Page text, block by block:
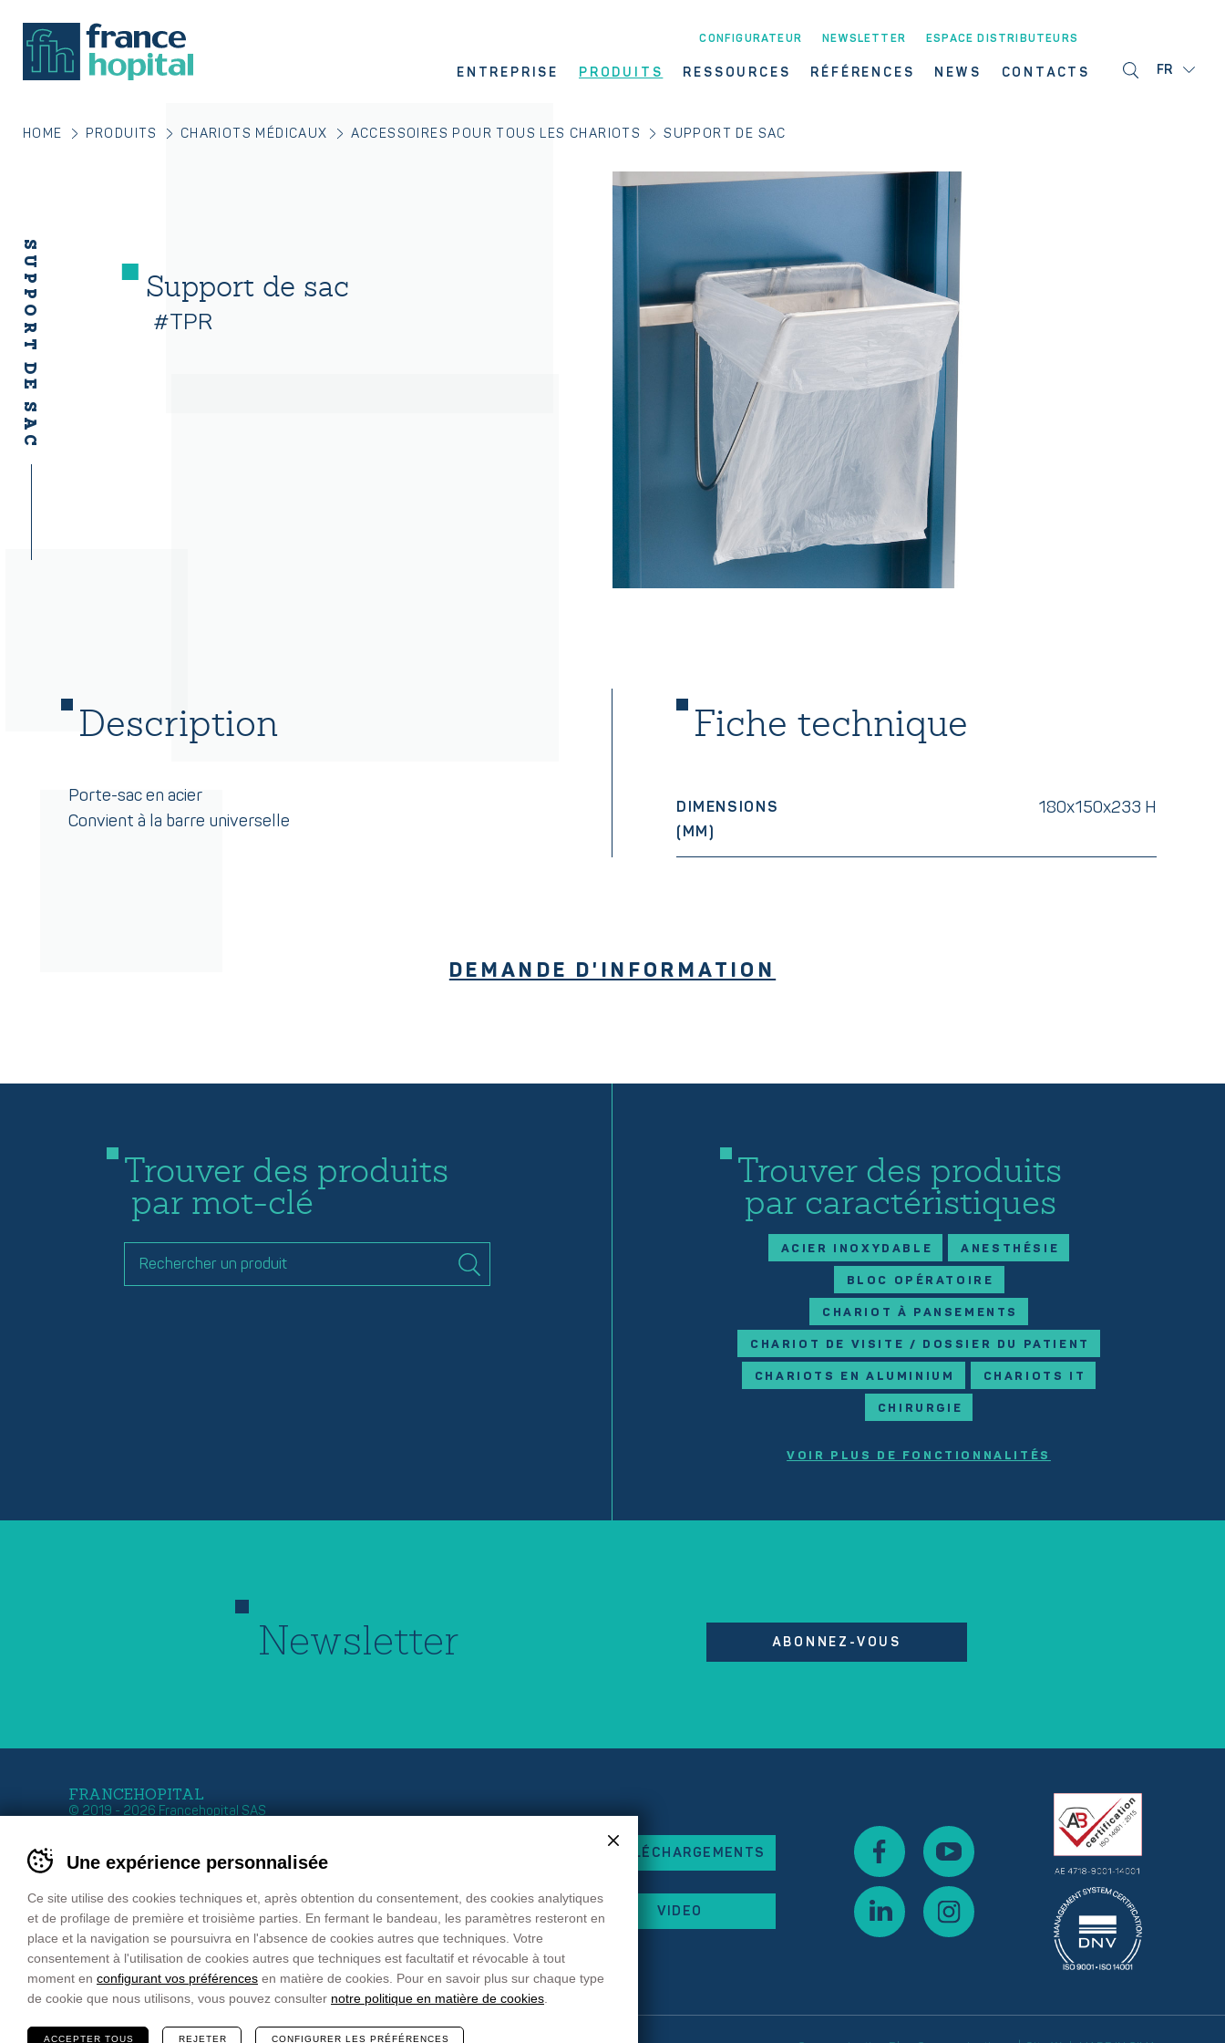
ENTREPRISE PRODUITS RESSOURCES RÉFÉRENCES NEWS CONTACTS
CONFIGURATEUR NEWSLETTER ESPACE DISTRIBUTEURS
FR
SUPPORT DE SAC
HOME PRODUITS CHARIOTS MÉDICAUX ACCESSOIRES POUR TOUS LES CHARIOTS SUPPORT DE SAC
Support de sac
#TPR
Description
Porte-sac en acier
Convient à la barre universelle
Fiche technique
DIMENSIONS
(MM)
180x150x233 H
DEMANDE D'INFORMATION
Trouver des produits
par mot-clé
Trouver des produits
par caractéristiques
ACIER INOXYDABLE ANESTHÉSIE
BLOC OPÉRATOIRE
CHARIOT À PANSEMENTS
CHARIOT DE VISITE / DOSSIER DU PATIENT
CHARIOTS EN ALUMINIUM CHARIOTS IT
CHIRURGIE
VOIR PLUS DE FONCTIONNALITÉS
Newsletter ABONNEZ-VOUS
FRANCEHOPITAL
© 2019 - 2026 Francehopital SAS
Zona Industriale 11
Tel. +39 0473 552 611
Fax +39 0473 552 699
email info@francehopital.com
Z.I. Ouest – 27 Rue Georges Besse
67151 ERSTEIN Cedex
FRANCE
Fax : +33 03 88 98 04 44
email: francehopital@francehopital.fr
TÉLÉCHARGEMENTS
VIDEO
Une expérience personnalisée
Ce site utilise des cookies techniques et, après obtention du consentement, des cookies analytiques
et de profilage de première et troisième parties. En fermant le bandeau, les paramètres resteront en
place et la navigation se poursuivra en l'absence de cookies autres que techniques. Votre
consentement à l'utilisation de cookies autres que techniques est facultatif et révocable à tout
moment en configurant vos préférences en matière de cookies. Pour en savoir plus sur chaque type
de cookie que nous utilisons, vous pouvez consulter notre politique en matière de cookies
ACCEPTER TOUS REJETER CONFIGURER LES PRÉFÉRENCES